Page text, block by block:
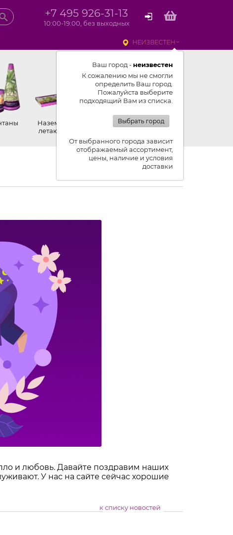
+7 495 926-31-13
10:00-19:00, без выходных
НЕИЗВЕСТЕН
Ваш город - неизвестен
К сожалению мы не смогли
определить Ваш город.
Пожалуйста выберите
подходящий Вам из списка.
Выбрать город
От выбранного города зависит
отображаемый ассортимент,
цены, наличие и условия
доставки
Наземные,
летающие
Петарды
к списку новостей
и любовь. Давайте поздравим наших
У нас на сайте сейчас хорошие
к списку новостей